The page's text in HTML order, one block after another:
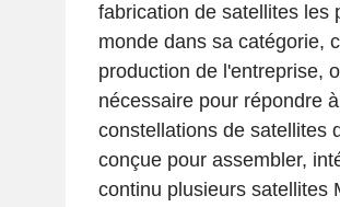
fabrication de satellites les
monde dans sa catégorie,
production de l'entreprise,
nécessaire pour répondre
constellations de satellites
conçue pour assembler,
continu plusieurs satellites